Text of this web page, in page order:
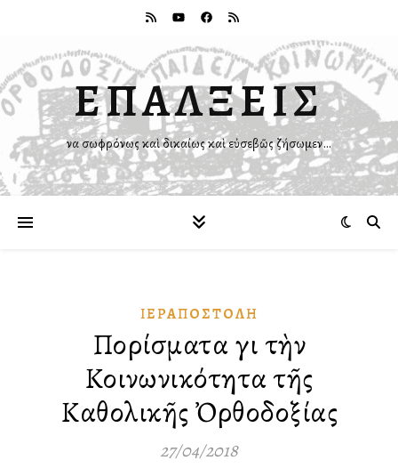
ΕΠΑΛΞΕΙΣ
Ἵνα σωφρόνως καὶ δικαίως καὶ εὐσεβῶς ζήσωμεν…
ἹΕΡΑΠΟΣΤΟΛΉ
Πορίσματα γιὰ τὴν
Κοινωνικότητα τῆς
Καθολικῆς Ὀρθοδοξίας
27/04/2018